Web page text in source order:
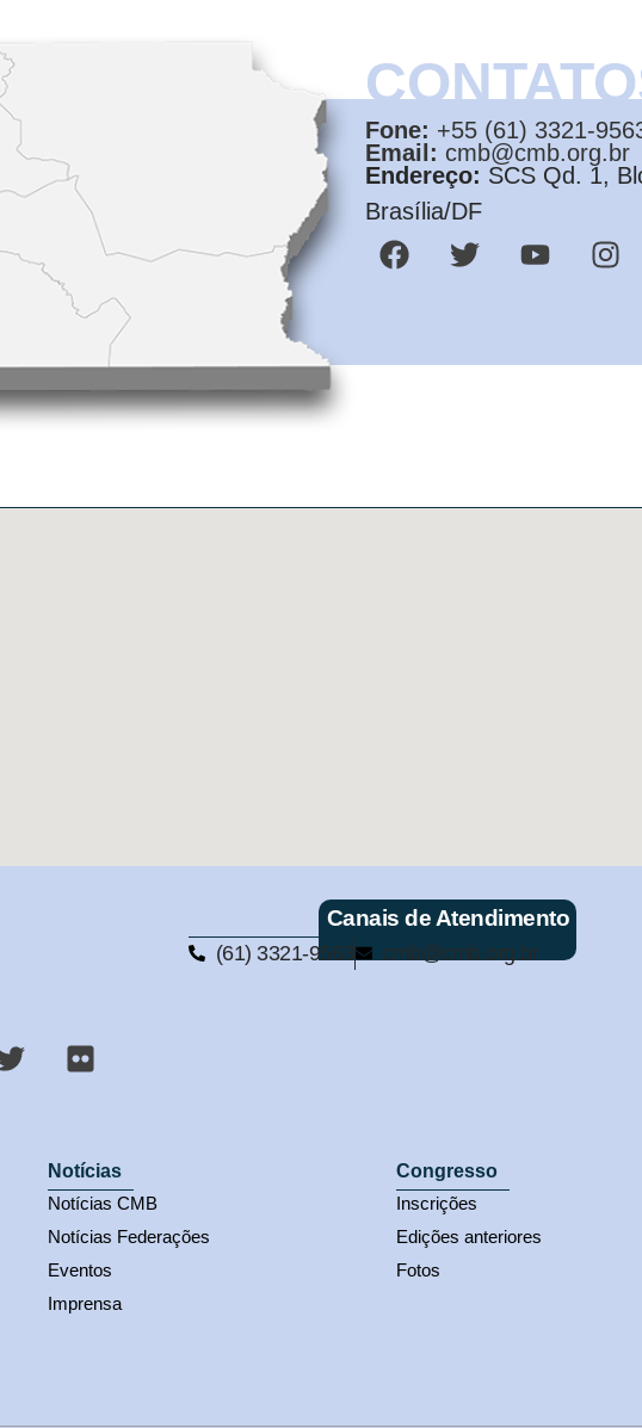
Fone: +55 (61) 3321-
Email: cmb@cmb.org.br
Endereço: SCS Qd. 1,
Brasília/DF
Canais de Atendimento
(61) 3321-9563 cmb@cmb.org.br
Notícias
Notícias CMB
Notícias Federações
Eventos
Imprensa
Congresso
Inscrições
Edições anteriores
Fotos